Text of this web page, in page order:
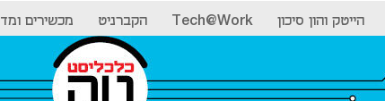
הייטק והון סיכון Tech@Work הקברניט מכשירים